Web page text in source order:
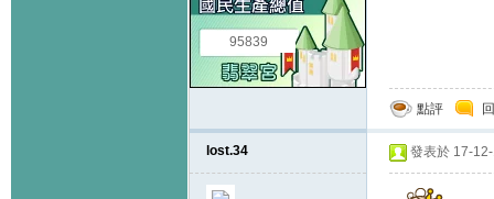
95839
點評
lost.34 發表於 17-